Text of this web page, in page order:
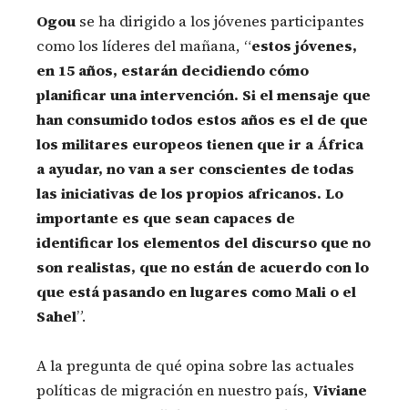
Ogou se ha dirigido a los jóvenes participantes
como los líderes del mañana, “estos jóvenes,
en 15 años, estarán decidiendo cómo
planificar una intervención. Si el mensaje que
han consumido todos estos años es el de que
los militares europeos tienen que ir a África
a ayudar, no van a ser conscientes de todas
las iniciativas de los propios africanos. Lo
importante es que sean capaces de
identificar los elementos del discurso que no
son realistas, que no están de acuerdo con lo
que está pasando en lugares como Mali o el
Sahel”.
A la pregunta de qué opina sobre las actuales
políticas de migración en nuestro país, Viviane